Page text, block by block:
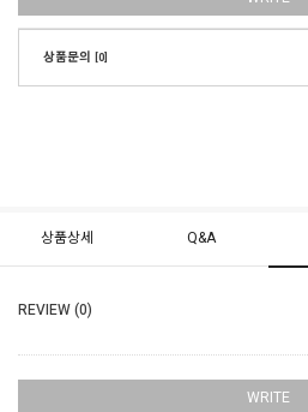
상품문의 [0]
상품상세 Q&A
REVIEW (0)
WRITE